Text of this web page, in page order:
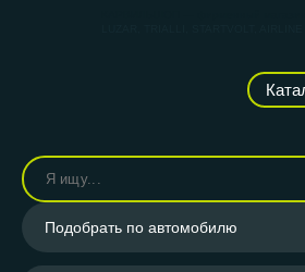
Подобрать по автомобилю